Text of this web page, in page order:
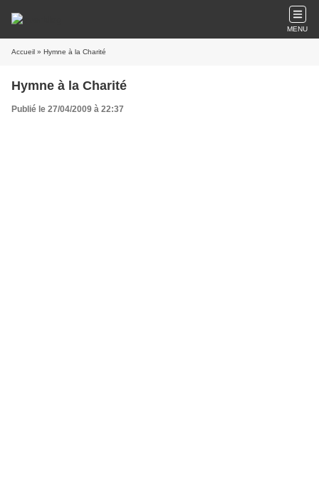
MENU
Accueil » Hymne à la Charité
Hymne à la Charité
Publié le 27/04/2009 à 22:37